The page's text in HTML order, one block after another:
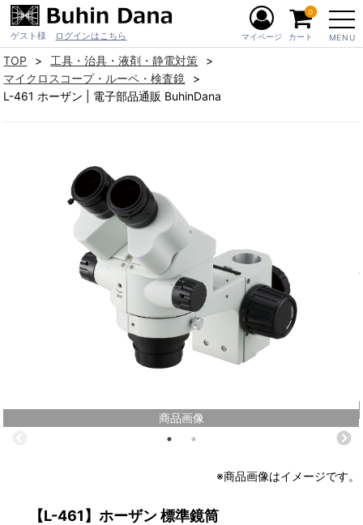
ゲスト様 ログインはこちら MENU
マイページ カート
0
TOP
工具・治具・液剤・静電対策
マイクロスコープ・ルーペ・検査鏡
L-461 ホーザン | 電子部品通販 BuhinDana
商品画像
※商品画像はイメージです。
【L-461】ホーザン 標準鏡筒